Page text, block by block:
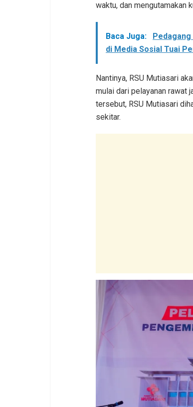
waktu, dan mengutamakan
Baca Juga:
di Media Sosial Tuai
Nantinya, RSU Mutiasari
mulai dari pelayanan rawat
tersebut, RSU Mutiasari
sekitar.